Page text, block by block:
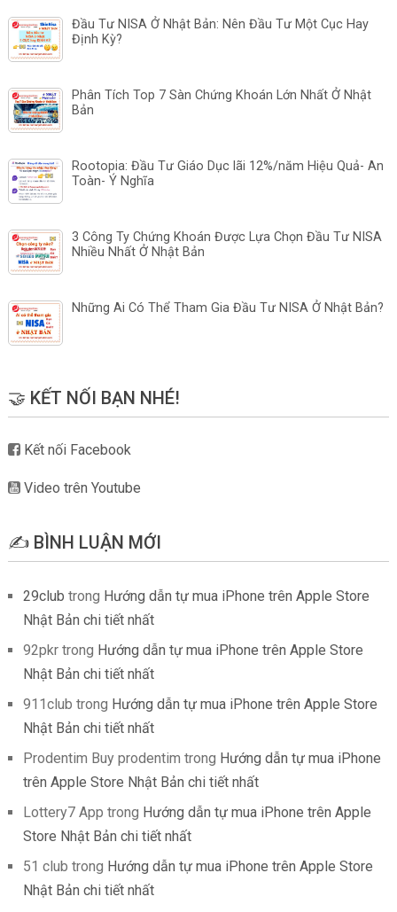
Đầu Tư NISA Ở Nhật Bản: Nên Đầu Tư Một Cục Hay
Định Kỳ?
Phân Tích Top 7 Sàn Chứng Khoán Lớn Nhất Ở Nhật
Bản
Rootopia: Đầu Tư Giáo Dục lãi 12%/năm Hiệu Quả- An
Toàn- Ý Nghĩa
3 Công Ty Chứng Khoán Được Lựa Chọn Đầu Tư NISA
Nhiều Nhất Ở Nhật Bản
Những Ai Có Thể Tham Gia Đầu Tư NISA Ở Nhật Bản?
🤝 KẾT NỐI BẠN NHÉ!
Kết nối Facebook
Video trên Youtube
✍️ BÌNH LUẬN MỚI
29club trong Hướng dẫn tự mua iPhone trên Apple Store
Nhật Bản chi tiết nhất
92pkrtrong Hướng dẫn tự mua iPhone trên Apple Store
Nhật Bản chi tiết nhất
911club trong Hướng dẫn tự mua iPhone trên Apple Store
Nhật Bản chi tiết nhất
Prodentim Buy prodentim trong Hướng dẫn tự mua iPhone
trên Apple Store Nhật Bản chi tiết nhất
Lottery7 App trong Hướng dẫn tự mua iPhone trên Apple
Store Nhật Bản chi tiết nhất
51 club trong Hướng dẫn tự mua iPhone trên Apple Store
Nhật Bản chi tiết nhất